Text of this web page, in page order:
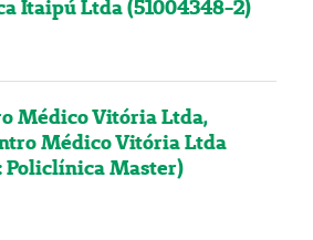
Itaipú Ltda (51004348-2)
Médico Vitória Ltda,
Médico Vitória Ltda
Policlínica Master)